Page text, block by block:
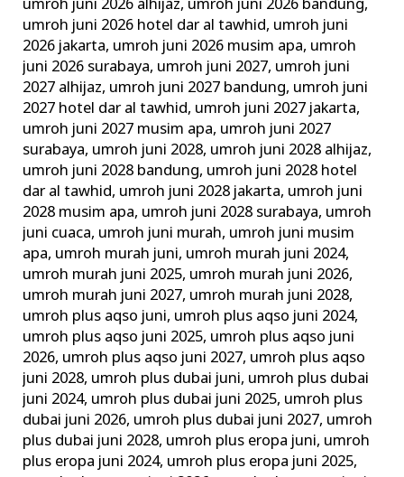
umroh juni 2026 alhijaz, umroh juni 2026 bandung,
umroh juni 2026 hotel dar al tawhid, umroh juni
2026 jakarta, umroh juni 2026 musim apa, umroh
juni 2026 surabaya, umroh juni 2027, umroh juni
2027 alhijaz, umroh juni 2027 bandung, umroh juni
2027 hotel dar al tawhid, umroh juni 2027 jakarta,
umroh juni 2027 musim apa, umroh juni 2027
surabaya, umroh juni 2028, umroh juni 2028 alhijaz,
umroh juni 2028 bandung, umroh juni 2028 hotel
dar al tawhid, umroh juni 2028 jakarta, umroh juni
2028 musim apa, umroh juni 2028 surabaya, umroh
juni cuaca, umroh juni murah, umroh juni musim
apa, umroh murah juni, umroh murah juni 2024,
umroh murah juni 2025, umroh murah juni 2026,
umroh murah juni 2027, umroh murah juni 2028,
umroh plus aqso juni, umroh plus aqso juni 2024,
umroh plus aqso juni 2025, umroh plus aqso juni
2026, umroh plus aqso juni 2027, umroh plus aqso
juni 2028, umroh plus dubai juni, umroh plus dubai
juni 2024, umroh plus dubai juni 2025, umroh plus
dubai juni 2026, umroh plus dubai juni 2027, umroh
plus dubai juni 2028, umroh plus eropa juni, umroh
plus eropa juni 2024, umroh plus eropa juni 2025,